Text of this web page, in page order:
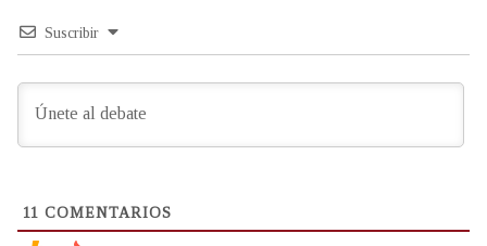
Suscribir
11 COMENTARIOS